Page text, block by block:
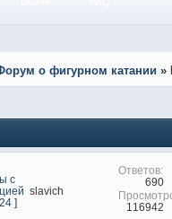
о фигурном катании »
с
slavich
24 ]
690
116942